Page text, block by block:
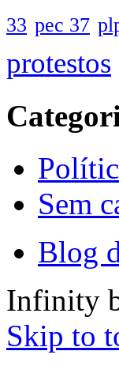
33 pec 37
protestos
Sem
Blog
Infinity
Skip to